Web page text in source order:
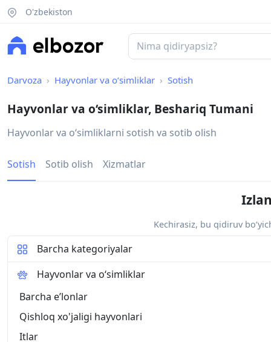
O'zbekiston
Darvoza Hayvonlar va o‘simliklar Sotish
Hayvonlar va o‘simliklar, Beshariq Tumani
Hayvonlar va oʻsimliklarni sotish va sotib olish
Sotish Sotib olish Xizmatlar
Kechirasiz, bu qidiruv
Barcha kategoriyalar
Hayvonlar va o‘simliklar
Barcha eʼlonlar
Qishloq xo'jaligi hayvonlari
Itlar